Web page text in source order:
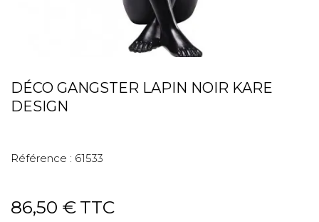
DÉCO GANGSTER LAPIN NOIR KARE
DESIGN
Référence : 61533
86,50 € TTC